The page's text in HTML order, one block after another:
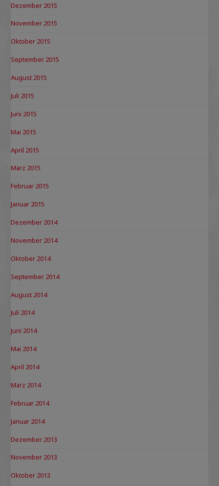
Dezember 2015
November 2015
Oktober 2015
September 2015
August 2015
Juli 2015
Juni 2015
Mai 2015
April 2015
März 2015
Februar 2015
Januar 2015
Dezember 2014
November 2014
Oktober 2014
September 2014
August 2014
Juli 2014
Juni 2014
Mai 2014
April 2014
März 2014
Februar 2014
Januar 2014
Dezember 2013
November 2013
Oktober 2013